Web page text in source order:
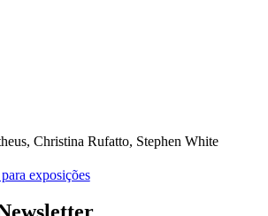
Christina Rufatto, Stephen White
exposições